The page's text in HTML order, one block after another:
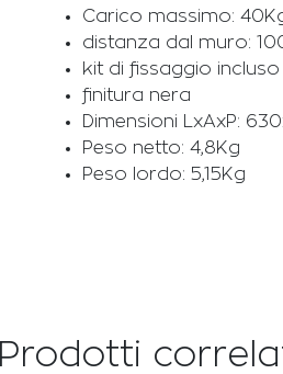
Carico massimo:
distanza dal muro:
kit di fissaggio incluso
finitura nera
Dimensioni LxAxP:
Peso netto: 4,8Kg
Peso lordo: 5,15Kg
Prodotti